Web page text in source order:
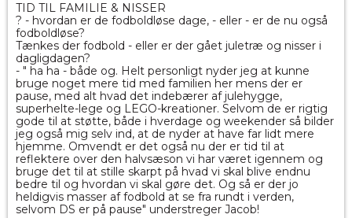
TID TIL FAMILIE & NISSER
? - hvordan er de fodboldløse dage, - eller - er de nu også
fodboldløse?
Tænkes der fodbold - eller er der gået juletræ og nisser i
dagligdagen?
- " ha ha - både og. Helt personligt nyder jeg at kunne
bruge noget mere tid med familien her mens der er
pause, med alt hvad det indebærer af julehygge,
superhelte-lege og LEGO-kreationer. Selvom de er rigtig
gode til at støtte, både i hverdage og weekender så bilder
jeg også mig selv ind, at de nyder at have far lidt mere
hjemme. Omvendt er det også nu der er tid til at
reflektere over den halvsæson vi har været igennem og
bruge det til at stille skarpt på hvad vi skal blive endnu
bedre til og hvordan vi skal gøre det. Og så er der jo
heldigvis masser af fodbold at se fra rundt i verden,
selvom DS er på pause" understreger Jacob!